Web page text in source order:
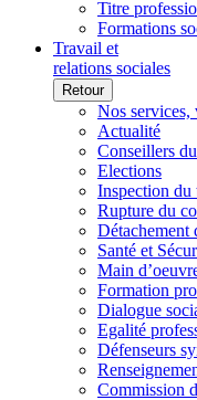
Titre
Formations
Travail et
relations sociales
Retour
Nos services,
Actualité
Conseillers
Elections
Inspection du
Rupture du
Détachement
Santé et
Main
Formation
Dialogue
Egalité
Défenseurs
Commission